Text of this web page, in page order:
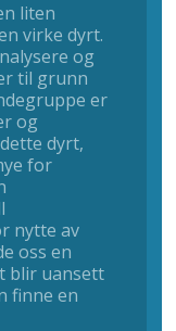
liten
virke dyrt.
og
til grunn
er
og
dyrt,
for
nytte av
oss en
blir uansett
finne en